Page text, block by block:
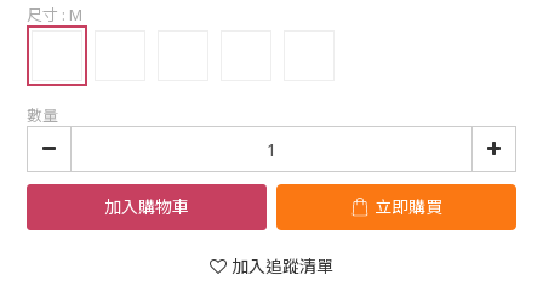
尺寸 : M
數量
加入購物車 立即購買
加入追蹤清單